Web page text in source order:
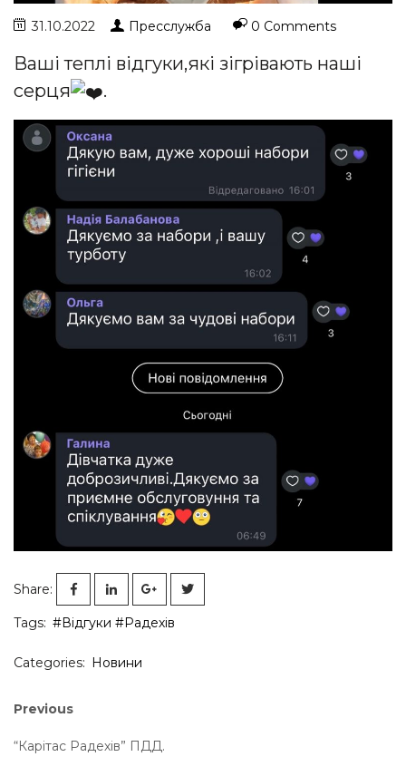
31.10.2022 Пресслужба 0 Comments
Ваші теплі відгуки,які зігрівають наші
серця
.
Share:
Tags: #Відгуки #Радехів
Categories: Новини
Навігація
записів
Previous
Previous
“Карітас Радехів” ПДД.